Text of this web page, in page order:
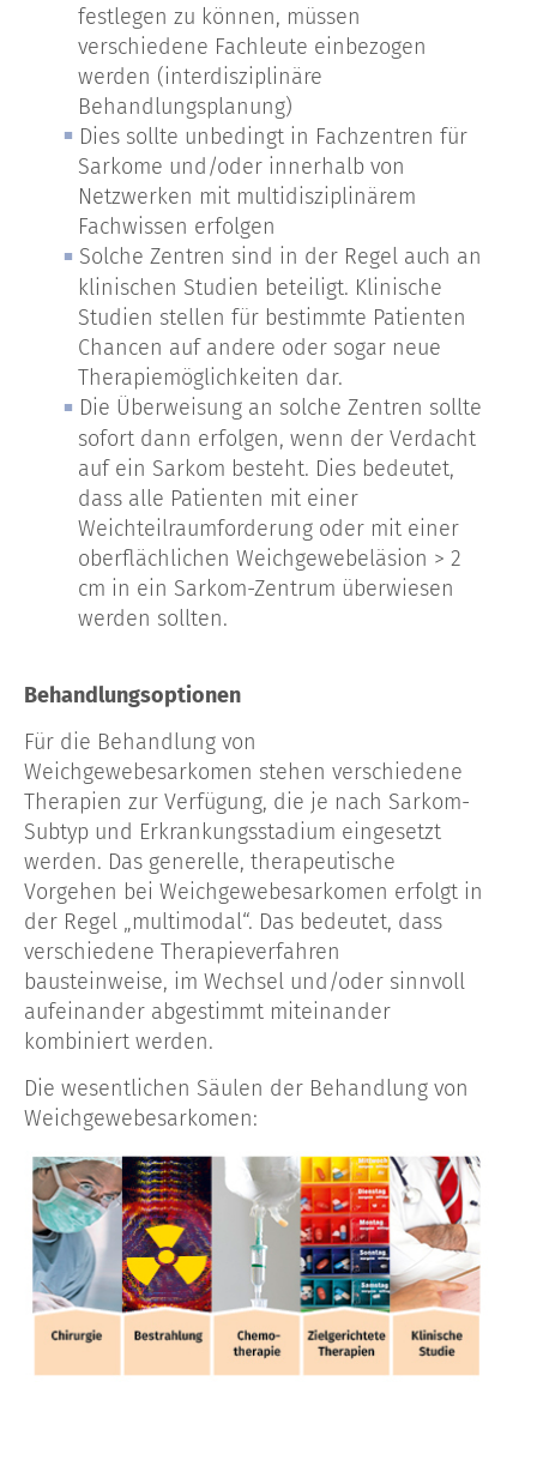
festlegen zu können, müssen
verschiedene Fachleute einbezogen
werden (interdisziplinäre
Behandlungsplanung)
Dies sollte unbedingt in Fachzentren für
Sarkome und/oder innerhalb von
Netzwerken mit multidisziplinärem
Fachwissen erfolgen
Solche Zentren sind in der Regel auch an
klinischen Studien beteiligt. Klinische
Studien stellen für bestimmte Patienten
Chancen auf andere oder sogar neue
Therapiemöglichkeiten dar.
Die Überweisung an solche Zentren sollte
sofort dann erfolgen, wenn der Verdacht
auf ein Sarkom besteht. Dies bedeutet,
dass alle Patienten mit einer
Weichteilraumforderung oder mit einer
oberflächlichen Weichgewebeläsion > 2
cm in ein Sarkom-Zentrum überwiesen
werden sollten.
Behandlungsoptionen
Für die Behandlung von
Weichgewebesarkomen stehen verschiedene
Therapien zur Verfügung, die je nach Sarkom-
Subtyp und Erkrankungsstadium eingesetzt
werden. Das generelle, therapeutische
Vorgehen bei Weichgewebesarkomen erfolgt in
der Regel „multimodal“. Das bedeutet, dass
verschiedene Therapieverfahren
bausteinweise, im Wechsel und/oder sinnvoll
aufeinander abgestimmt miteinander
kombiniert werden.
Die wesentlichen Säulen der Behandlung von
Weichgewebesarkomen: